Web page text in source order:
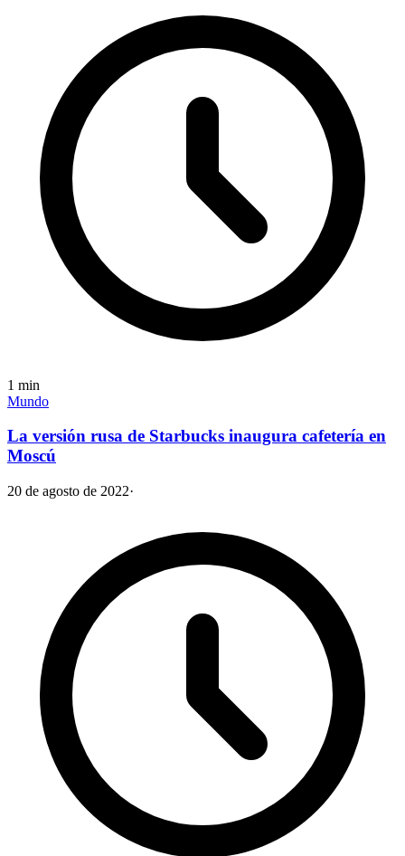
1 min
Mundo
La versión rusa de Starbucks inaugura cafetería en
Moscú
20 de agosto de 2022·